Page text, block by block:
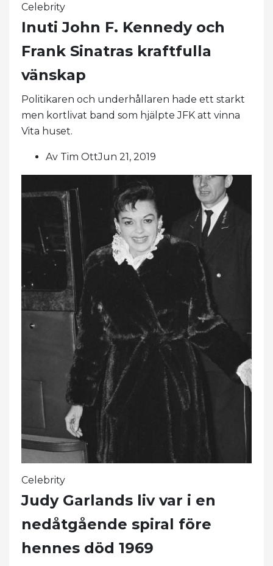
Celebrity
Inuti John F. Kennedy och
Frank Sinatras kraftfulla
vänskap
Politikaren och underhållaren hade ett starkt
men kortlivat band som hjälpte JFK att vinna
Vita huset.
Av Tim OttJun 21, 2019
Celebrity
Judy Garlands liv var i en
nedåtgående spiral före
hennes död 1969